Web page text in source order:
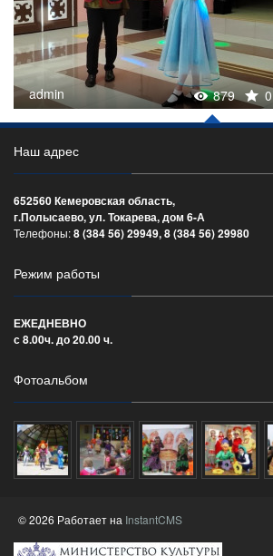
879 0
admin
Наш адрес
652560 Кемеровская область,
г.Полысаево, ул. Токарева, дом 6-А
Телефоны:8 (384 56) 29949, 8 (384 56) 29980
Режим работы
ЕЖЕДНЕВНО
с 8.00ч. до 20.00 ч.
Фотоальбом
© 2026 Работает на InstantCMS